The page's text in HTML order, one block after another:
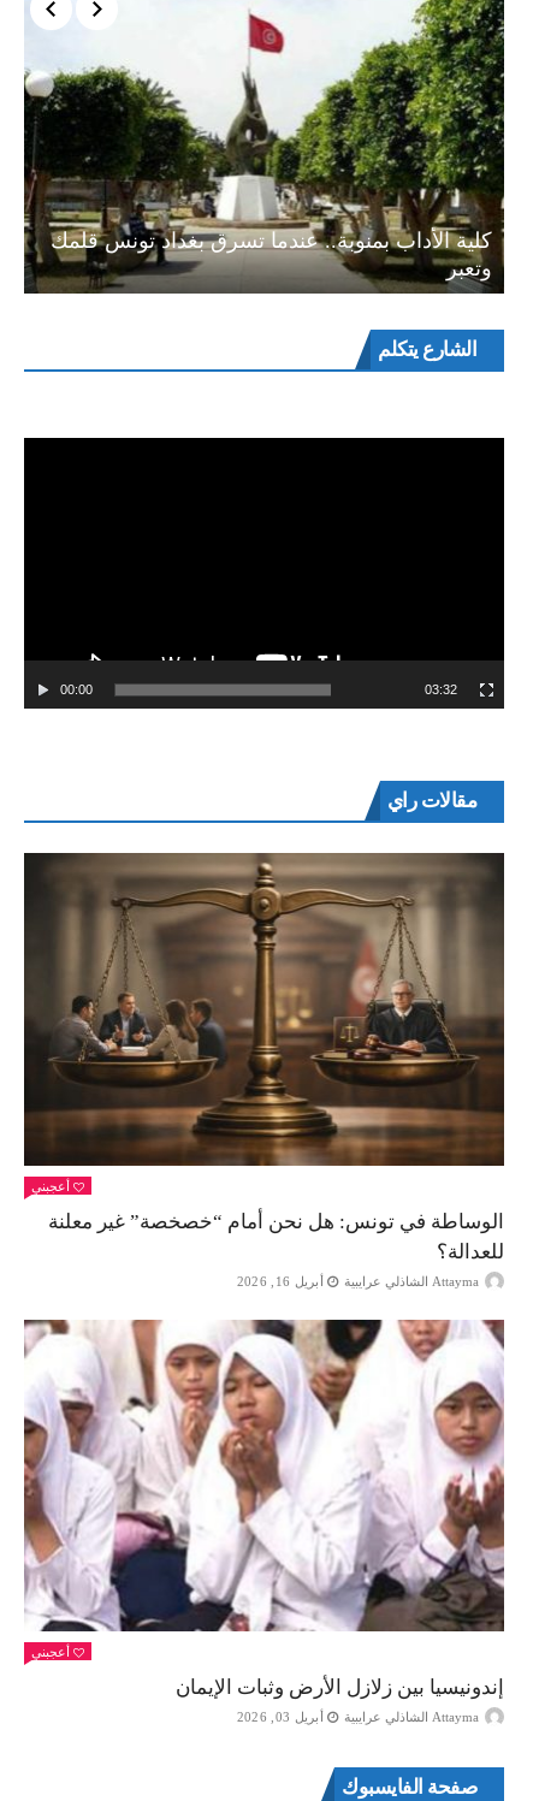
كلية الأداب بمنوبة.. عندما تسرق بغداد تونس قلمك
وتعبر
الشارع يتكلممشغل
الفيديو
00:00 03:32
مقالات راي
أعجبني
الوساطة في تونس: هل نحن أمام “خصخصة” غير معلنة
للعدالة؟
Attayma الشاذلي عرايبية أبريل 16, 2026
أعجبني
إندونيسيا بين زلازل الأرض وثبات الإيمان
Attayma الشاذلي عرايبية أبريل 03, 2026
صفحة الفايسبوك